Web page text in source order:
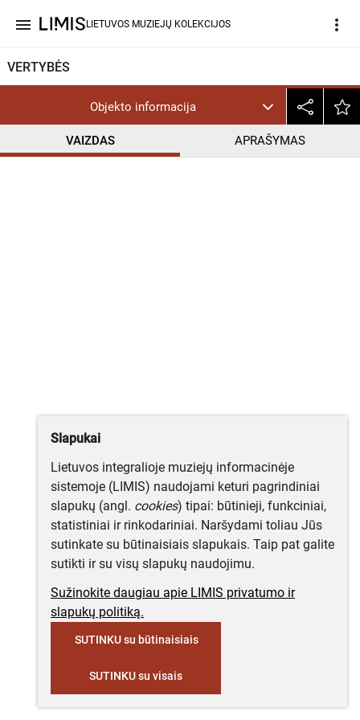
menu LIETUVOS MUZIEJŲ KOLEKCIJOS more_vert
VERTYBĖS
Objekto informacija
VAIZDAS APRAŠYMAS
Slapukai
Lietuvos integralioje muziejų informacinėje
sistemoje (LIMIS) naudojami keturi pagrindiniai
slapukų (angl. cookies) tipai: būtinieji, funkciniai,
statistiniai ir rinkodariniai. Naršydami toliau Jūs
sutinkate su būtinaisiais slapukais. Taip pat galite
sutikti ir su visų slapukų naudojimu.
Sužinokite daugiau apie LIMIS privatumo ir
slapukų politiką.
SUTINKU su būtinaisiais
SUTINKU su visais